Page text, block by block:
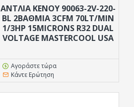
ΑΝΤΛΙΑ ΚΕΝΟΥ 90063-2V-220-
BL 2ΒΑΘΜΙΑ 3CFM 70LT/MIN
1/3HP 15MICRONS R32 DUAL
VOLTAGE MASTERCOOL USA
Αγοράστε τώρα
Κάντε Ερώτηση